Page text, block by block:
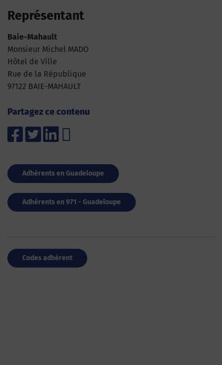
Représentant
Baie-Mahault
Monsieur Michel MADO
Hôtel de Ville
Rue de la République
97122 BAIE-MAHAULT
Partagez ce contenu
Adhérents en Guadeloupe
Adhérents en 971 - Guadeloupe
Codes adhérent